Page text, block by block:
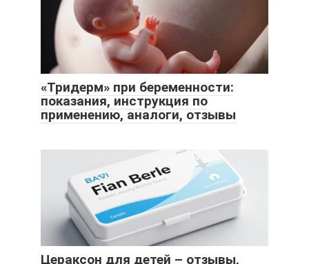
«Тридерм» при беременности:
показания, инструкция по
применению, аналоги, отзывы
Цераксон для детей – отзывы,